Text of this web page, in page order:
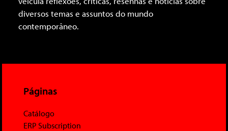
diversos temas e assuntos do mundo
contemporâneo.
Páginas
Catálogo
ERP Subscription